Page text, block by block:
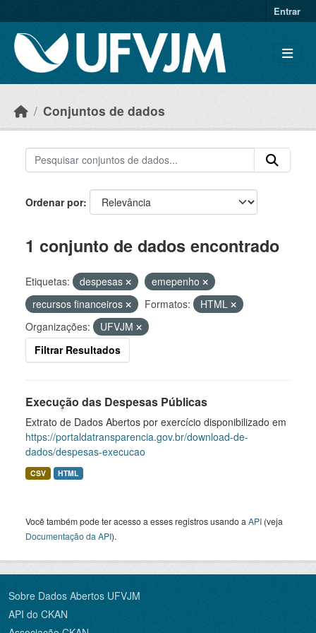
Entrar
Conjuntos de dados
Ordenar por
1 conjunto de dados encontrado
Etiquetas: despesas
emepenho
recursos financeiros
Formatos:
HTML
Organizações:
UFVJM
Filtrar Resultados
Execução das Despesas Públicas
Extrato de Dados Abertos por exercício disponibilizado em
https://portaldatransparencia.gov.br/download-de-
dados/despesas-execucao
CSV HTML
Você também pode ter acesso a esses registros usando a API (veja
Documentação da API).
Sobre Dados Abertos UFVJM
API do CKAN